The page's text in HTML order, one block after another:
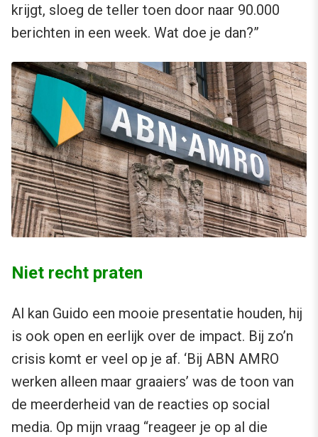
krijgt, sloeg de teller toen door naar 90.000
berichten in een week. Wat doe je dan?”
Niet recht praten
Al kan Guido een mooie presentatie houden, hij
is ook open en eerlijk over de impact. Bij zo’n
crisis komt er veel op je af. ‘Bij ABN AMRO
werken alleen maar graaiers’ was de toon van
de meerderheid van de reacties op social
media. Op mijn vraag “reageer je op al die